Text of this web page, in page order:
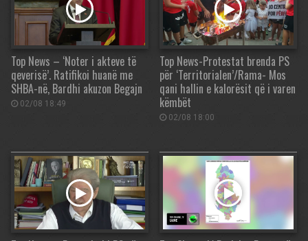
Top News – ‘Noter i akteve të
qeverisë’. Ratifikoi huanë me
SHBA-në, Bardhi akuzon Begajn
02/08 18:49
Top News-Protestat brenda PS
për ‘Territorialen’/Rama- Mos
qani hallin e kalorësit që i varen
këmbët
02/08 18:00